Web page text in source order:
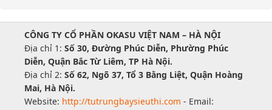
CÔNG TY CỔ PHẦN OKASU VIỆT NAM – HÀ NỘI
Địa chỉ 1: Số 30, Đường Phúc Diễn, Phường Phúc
Diễn, Quận Bắc Từ Liêm, TP Hà Nội.
Địa chỉ 2: Số 62, Ngõ 37, Tổ 3 Bằng Liệt, Quận Hoàng
Mai, Hà Nội.
Website: http://tutrungbaysieuthi.com - Email: